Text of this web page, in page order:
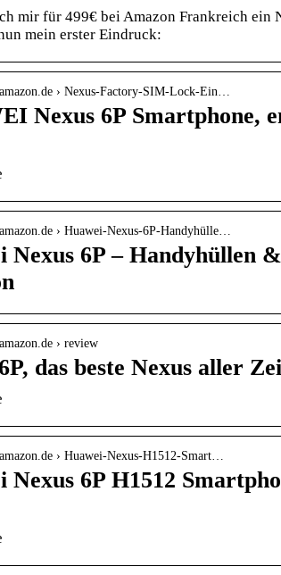
mir für 499€ bei Amazon Frankreich ein
mein erster Eindruck:
› Nexus-Factory-SIM-Lock-Ein…
Nexus 6P Smartphone,
› Huawei-Nexus-6P-Handyhülle…
Nexus 6P – Handyhüllen
› review
das beste Nexus aller
› Huawei-Nexus-H1512-Smart…
Nexus 6P H1512